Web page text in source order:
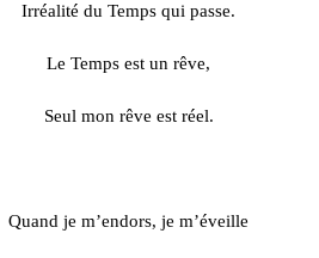
Irréalité du Temps qui passe.
Le Temps est un rêve,
Seul mon rêve est réel.
Quand je m’endors, je m’éveille